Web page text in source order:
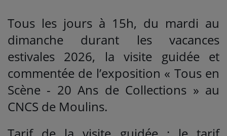
Titres diffusés
Se connecter
Tous les jours à 15h, du mardi au
dimanche durant les vacances
estivales 2026, la visite guidée et
commentée de l’exposition « Tous en
Scène - 20 Ans de Collections » au
CNCS de Moulins.